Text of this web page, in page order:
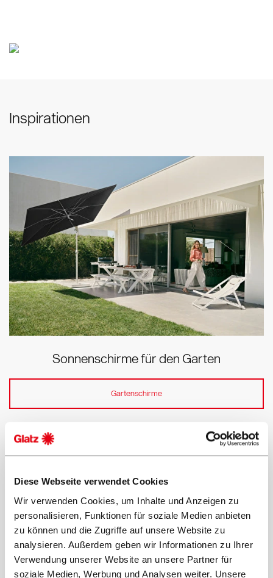
Diese Webseite verwendet Cookies
Wir verwenden Cookies, um Inhalte und Anzeigen zu
personalisieren, Funktionen für soziale Medien anbieten
zu können und die Zugriffe auf unsere Website zu
analysieren. Außerdem geben wir Informationen zu Ihrer
Verwendung unserer Website an unsere Partner für
soziale Medien, Werbung und Analysen weiter. Unsere
Inspirationen
Gartenschirme
Sonnenschirme für den Garten